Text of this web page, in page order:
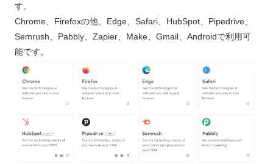
す。
Chrome、Firefoxの他、Edge、Safari、HubSpot、Pipedrive、
Semrush、Pabbly、Zapier、Make、Gmail、Androidで利用可
能です。